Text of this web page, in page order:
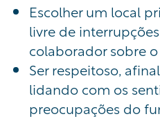
Escolher um local
livre de
colaborador sobre
Ser respeitoso,
lidando com os
preocupações do